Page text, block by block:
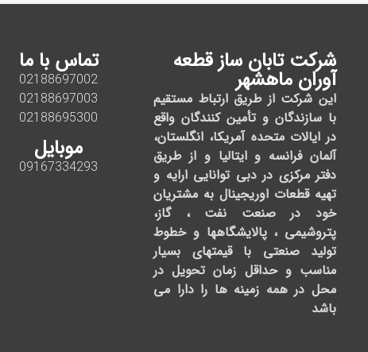
شرکت تابان ساز قطعه
آوران ماهشهر
این شرکت از طریق ارتباط مستقیم
با سازندگان و تأمین کنندگان واقع
در ایالات متحده آمریکا، انگلستان،
آلمان فرانسه و ایتالیا و از طریق
دفتر مرکزی در دبی توانایی ارایه و
تهیه قطعات اوریجینال به مشتریان
خود در صنعت نفت ، گاز،
پتروشیمی ، پالایشگاهها و خطوط
تولید صنعتی با قیمتهای بسیار
مناسب و حداقل زمان تحویل در
محل در همه زمینه ها را دارا می
باشد
تماس با ما
02188697002
02188697003
02188695300
موبایل
09167334293